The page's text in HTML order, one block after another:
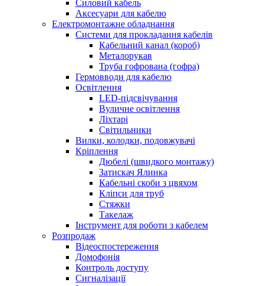
Силовий кабель
Аксесуари для кабелю
Електромонтажне обладнання
Системи для прокладання кабелів
Кабельний канал (короб)
Металорукав
Труба гофрована (гофра)
Гермовводи для кабелю
Освітлення
LED-підсвічування
Вуличне освітлення
Ліхтарі
Світильники
Вилки, колодки, подовжувачі
Кріплення
Дюбелі (швидкого монтажу)
Затискач Ялинка
Кабельні скоби з цвяхом
Кліпси для труб
Стяжки
Такелаж
Інструмент для роботи з кабелем
Розпродаж
Відеоспостереження
Домофонія
Контроль доступу
Сигналізації